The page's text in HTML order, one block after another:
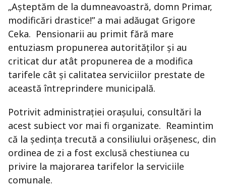
„Aşteptăm de la dumneavoastră, domn Primar,
modificări drastice!” a mai adăugat Grigore
Ceka. Pensionarii au primit fără mare
entuziasm propunerea autorităţilor şi au
criticat dur atât propunerea de a modifica
tarifele cât şi calitatea serviciilor prestate de
această întreprindere municipală.
Potrivit administraţiei oraşului, consultări la
acest subiect vor mai fi organizate. Reamintim
că la şedinţa trecută a consiliului orăşenesc, din
ordinea de zi a fost exclusă chestiunea cu
privire la majorarea tarifelor la serviciile
comunale.